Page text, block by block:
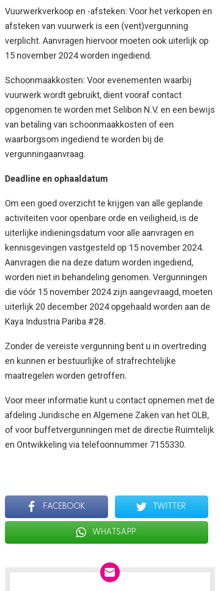
Vuurwerkverkoop en -afsteken: Voor het verkopen en
afsteken van vuurwerk is een (vent)vergunning
verplicht. Aanvragen hiervoor moeten ook uiterlijk op
15 november 2024 worden ingediend.
Schoonmaakkosten: Voor evenementen waarbij
vuurwerk wordt gebruikt, dient vooraf contact
opgenomen te worden met Selibon N.V. en een bewijs
van betaling van schoonmaakkosten of een
waarborgsom ingediend te worden bij de
vergunningaanvraag.
Deadline en ophaaldatum
Om een goed overzicht te krijgen van alle geplande
activiteiten voor openbare orde en veiligheid, is de
uiterlijke indieningsdatum voor alle aanvragen en
kennisgevingen vastgesteld op 15 november 2024.
Aanvragen die na deze datum worden ingediend,
worden niet in behandeling genomen. Vergunningen
die vóór 15 november 2024 zijn aangevraagd, moeten
uiterlijk 20 december 2024 opgehaald worden aan de
Kaya Industria Pariba #28.
Zonder de vereiste vergunning bent u in overtreding
en kunnen er bestuurlijke of strafrechtelijke
maatregelen worden getroffen.
Voor meer informatie kunt u contact opnemen met de
afdeling Juridische en Algemene Zaken van het OLB,
of voor buffetvergunningen met de directie Ruimtelijk
en Ontwikkeling via telefoonnummer 7155330.
FACEBOOK TWITTER
WHATSAPP